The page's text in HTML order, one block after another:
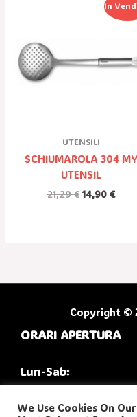
In
UTENSILI
SCHIUMAROLA 304 MY
UTENSIL
21,29€
Prezzo
14,90 €
Copyright ©
ORARI APERTURA
Lun-Sab:
9:30/13:00
We Use Cookies On